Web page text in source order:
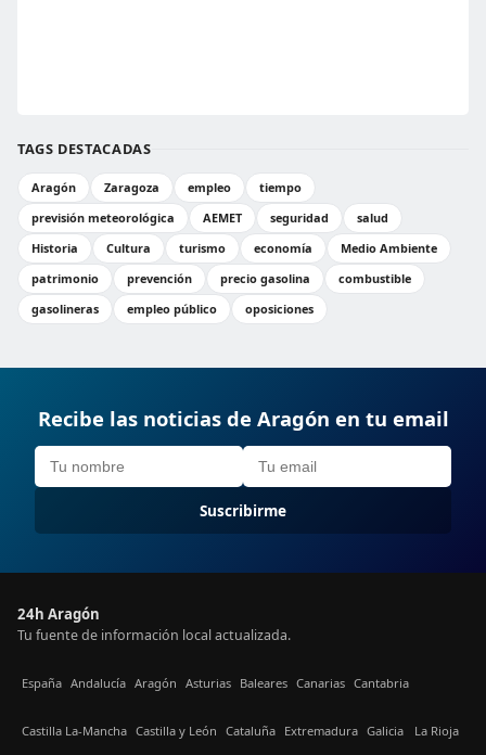
TAGS DESTACADAS
Aragón Zaragoza empleo
tiempo
previsión meteorológica
AEMET seguridad
salud
Historia
Cultura turismo economía
Medio Ambiente
patrimonio
prevención precio gasolina
combustible
gasolineras
empleo público oposiciones
Recibe las noticias de Aragón en tu email
Suscribirme
24h Aragón
Tu fuente de información local actualizada.
España Andalucía Aragón Asturias Baleares Canarias Cantabria
Castilla La-Mancha Castilla y León Cataluña Extremadura Galicia La Rioja